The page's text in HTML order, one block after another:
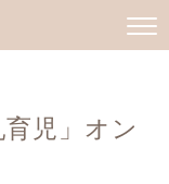
児」オン